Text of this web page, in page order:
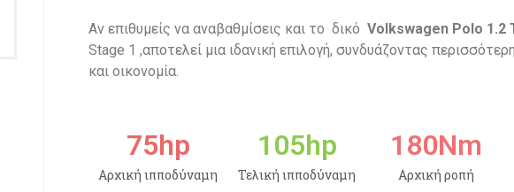
Αν επιθυμείς να αναβαθμίσεις και το δικό Volkswagen Polo 1.2
Stage 1 ,αποτελεί μια ιδανική επιλογή, συνδυάζοντας
και οικονομία.
Αρχική ιπποδύναμη
75hp
Τελική ιπποδύναμη
105hp
Αρχική ροπή
180Nm